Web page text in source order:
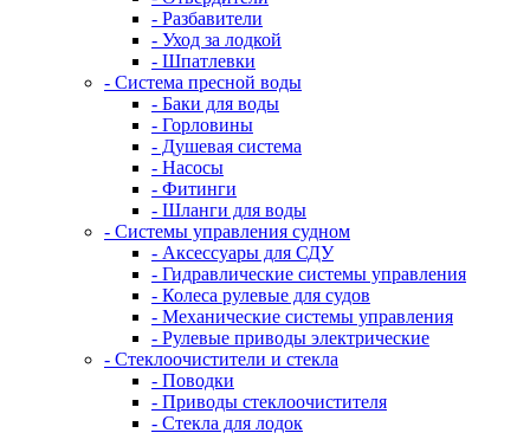
- Разбавители
- Уход за лодкой
- Шпатлевки
- Система пресной воды
- Баки для воды
- Горловины
- Душевая система
- Насосы
- Фитинги
- Шланги для воды
- Системы управления судном
- Аксессуары для СДУ
- Гидравлические системы управления
- Колеса рулевые для судов
- Механические системы управления
- Рулевые приводы электрические
- Стеклоочистители и стекла
- Поводки
- Приводы стеклоочистителя
- Стекла для лодок